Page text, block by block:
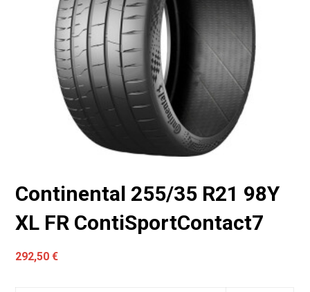
Continental 255/35 R21 98Y
XL FR ContiSportContact7
292,50€